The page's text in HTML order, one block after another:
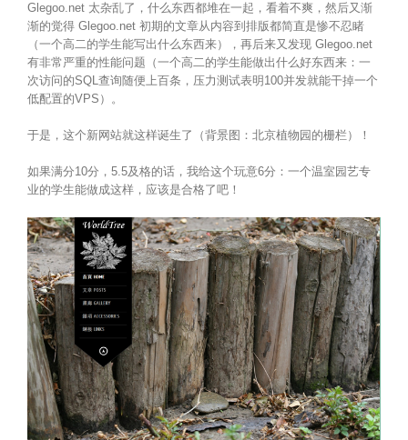
Glegoo.net 太杂乱了，什么东西都堆在一起，看着不爽，然后又渐
渐的觉得 Glegoo.net 初期的文章从内容到排版都简直是惨不忍睹
（一个高二的学生能写出什么东西来），再后来又发现 Glegoo.net
有非常严重的性能问题（一个高二的学生能做出什么好东西来：一
次访问的SQL查询随便上百条，压力测试表明100并发就能干掉一个
低配置的VPS）。
于是，这个新网站就这样诞生了（背景图：北京植物园的栅栏）！
如果满分10分，5.5及格的话，我给这个玩意6分：一个温室园艺专
业的学生能做成这样，应该是合格了吧！